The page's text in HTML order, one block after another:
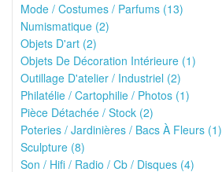
Mode / Costumes / Parfums (13)
Numismatique (2)
Objets D'art (2)
Objets De Décoration Intérieure (1)
Outillage D'atelier / Industriel (2)
Philatélie / Cartophilie / Photos (1)
Pièce Détachée / Stock (2)
Poteries / Jardinières / Bacs À Fleurs (1)
Sculpture (8)
Son / Hifi / Radio / Cb / Disques (4)